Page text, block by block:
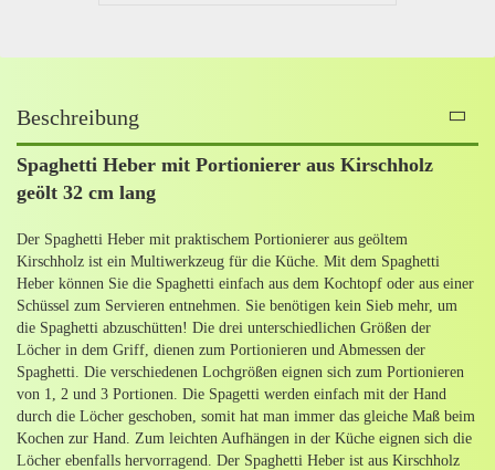
Beschreibung
Spaghetti Heber mit Portionierer aus Kirschholz
geölt 32 cm lang
Der Spaghetti Heber mit praktischem Portionierer aus geöltem
Kirschholz ist ein Multiwerkzeug für die Küche. Mit dem Spaghetti
Heber können Sie die Spaghetti einfach aus dem Kochtopf oder aus einer
Schüssel zum Servieren entnehmen. Sie benötigen kein Sieb mehr, um
die Spaghetti abzuschütten! Die drei unterschiedlichen Größen der
Löcher in dem Griff, dienen zum Portionieren und Abmessen der
Spaghetti. Die verschiedenen Lochgrößen eignen sich zum Portionieren
von 1, 2 und 3 Portionen. Die Spagetti werden einfach mit der Hand
durch die Löcher geschoben, somit hat man immer das gleiche Maß beim
Kochen zur Hand. Zum leichten Aufhängen in der Küche eignen sich die
Löcher ebenfalls hervorragend. Der Spaghetti Heber ist aus Kirschholz